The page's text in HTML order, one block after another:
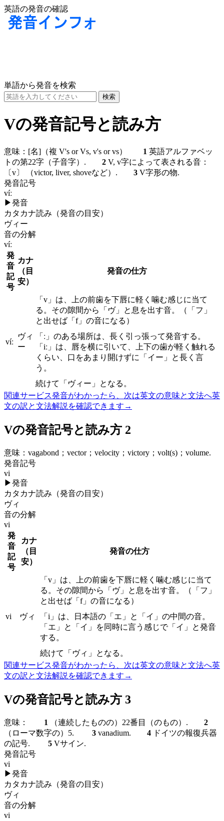
英語の発音の確認
単語から発音を検索
Vの発音記号と読み方
意味： [名] （複 V's or Vs, v's or vs） 1 英語アルファベッ
トの第22字（子音字）. 2 V, v字によって表される音：
〔v〕
（victor, liver, shoveなど）. 3 V字形の物.
発音記号
víː
▶発音
カタカナ読み（発音の目安）
ヴィー
音の分解
víː
発
音
記
号
カナ
（目
安）
発音の仕方
víː
ヴィ
ー
「v」は、上の前歯を下唇に軽く噛む感じに当て
る。その隙間から「ヴ」と息を出す音。（「フ」
と出せば「f」の音になる）
「ː」のある場所は、長く引っ張って発音する。
「iː」は、唇を横に引いて、上下の歯が軽く触れる
くらい、口をあまり開けずに「イー」と長く言
う。
続けて「ヴィー」となる。
関連サービス発音がわかったら、次は英文の意味と文法へ英
文の訳と文法解説を確認できます →
Vの発音記号と読み方 2
意味： vagabond；vector；velocity；victory；volt(s)；volume.
発音記号
vi
▶発音
カタカナ読み（発音の目安）
ヴィ
音の分解
vi
発
音
記
号
カナ
（目
安）
発音の仕方
vi ヴィ
「v」は、上の前歯を下唇に軽く噛む感じに当て
る。その隙間から「ヴ」と息を出す音。（「フ」
と出せば「f」の音になる）
「i」は、日本語の「エ」と「イ」の中間の音。
「エ」と「イ」を同時に言う感じで「イ」と発音
する。
続けて「ヴィ」となる。
関連サービス発音がわかったら、次は英文の意味と文法へ英
文の訳と文法解説を確認できます →
Vの発音記号と読み方 3
意味： 1 （連続したものの）22番目（のもの）. 2
（ローマ数字の）5. 3 vanadium. 4 ドイツの報復兵器
の記号. 5 Vサイン.
発音記号
vi
▶発音
カタカナ読み（発音の目安）
ヴィ
音の分解
vi